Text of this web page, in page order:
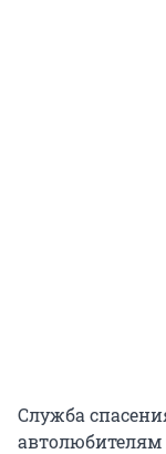
Служба
автолюбителям